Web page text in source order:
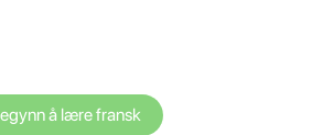
å lære fransk